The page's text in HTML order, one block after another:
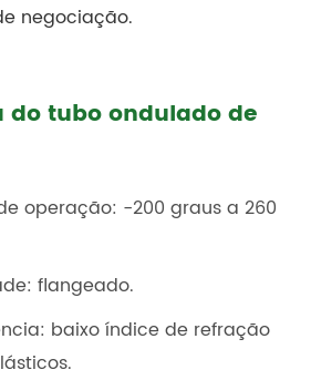
negociação.
do tubo ondulado de
operação: -200 graus a 260
flangeado.
baixo índice de refração